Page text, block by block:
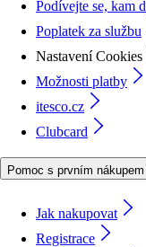
Podívejte se, kam
Poplatek za službu
Nastavení Cookies
Možnosti platby
itesco.cz
Clubcard
Pomoc s prvním nákupem
Jak nakupovat
Registrace